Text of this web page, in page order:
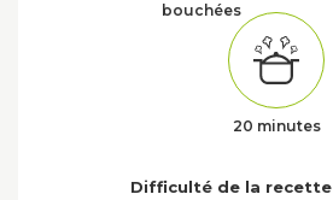
bouchées
20 minutes
Difficulté de la recette